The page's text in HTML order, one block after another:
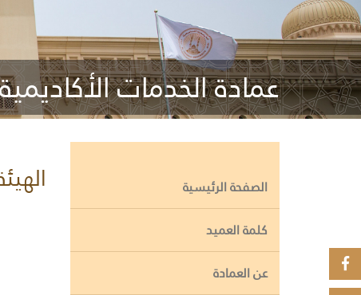
عمادة الخدمات
الصفحة الرئيسية
كلمة العميد
عن العمادة